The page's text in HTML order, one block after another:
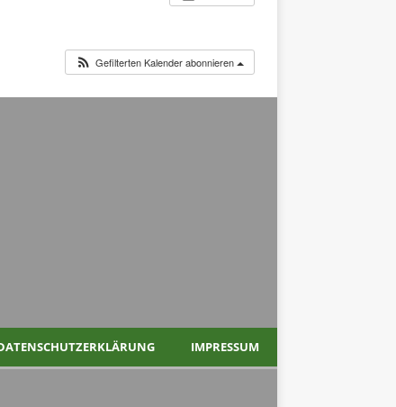
Gefilterten Kalender abonnieren
IMPRESSUM